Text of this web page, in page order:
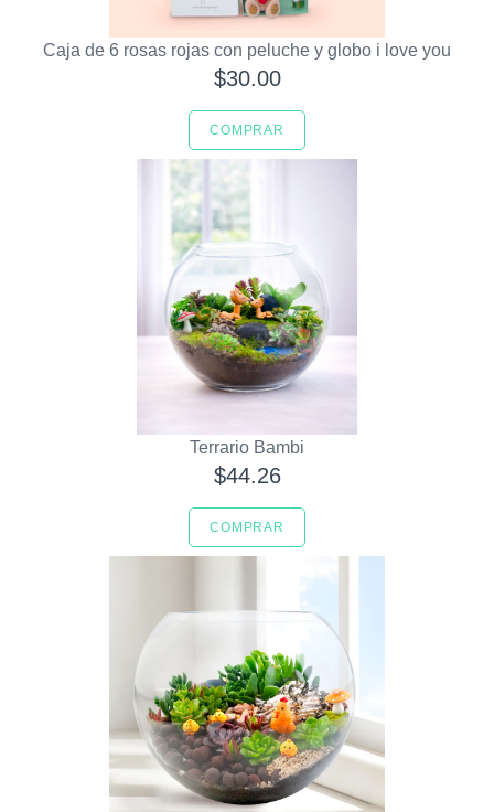
Caja de 6 rosas rojas con peluche y globo i love you
$30.00
COMPRAR
Terrario Bambi
$44.26
COMPRAR